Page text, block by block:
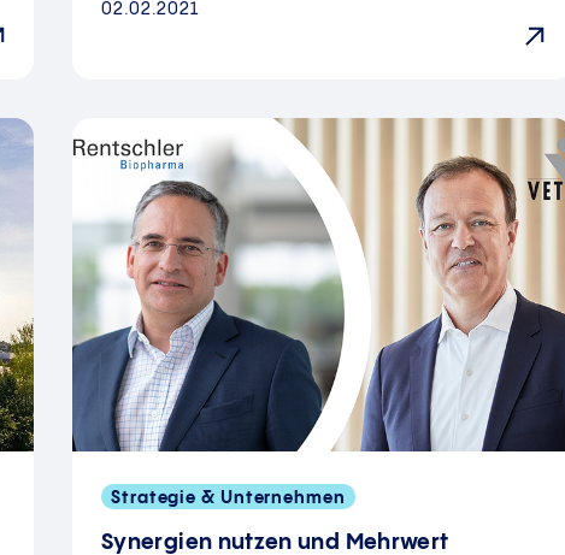
02.02.2021
Strategie & Unternehmen
Synergien nutzen und Mehrwert